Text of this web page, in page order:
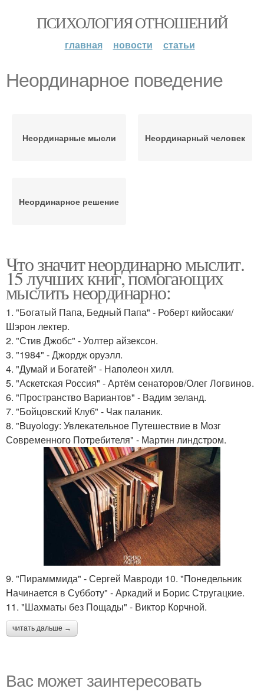
ПСИХОЛОГИЯ ОТНОШЕНИЙ
главная новости статьи
Неординарное поведение
Неординарные мысли Неординарный человек
Неординарное решение
Что значит неординарно мыслит.
15 лучших книг, помогающих
мыслить неординарно:
1. "Богатый Папа, Бедный Папа" - Роберт кийосаки/
Шэрон лектер.
2. "Стив Джобс" - Уолтер айзексон.
3. "1984" - Джордж оруэлл.
4. "Думай и Богатей" - Наполеон хилл.
5. "Аскетская Россия" - Артём сенаторов/Олег Логвинов.
6. "Пространство Вариантов" - Вадим зеланд.
7. "Бойцовский Клуб" - Чак паланик.
8. "Buyology: Увлекательное Путешествие в Мозг
Современного Потребителя" - Мартин линдстром.
9. "Пирамммида" - Сергей Мавроди 10. "Понедельник
Начинается в Субботу" - Аркадий и Борис Стругацкие.
11. "Шахматы без Пощады" - Виктор Корчной.
читать дальше →
Вас может заинтересовать